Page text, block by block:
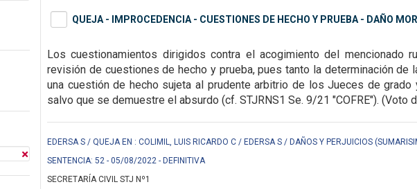
QUEJA - IMPROCEDENCIA - CUESTIONES DE HECHO Y PRUEBA - DAÑO
Los cuestionamientos dirigidos contra el acogimiento del mencionado
revisión de cuestiones de hecho y prueba, pues tanto la determinación
una cuestión de hecho sujeta al prudente arbitrio de los Jueces de
salvo que se demuestre el absurdo (cf. STJRNS1 Se. 9/21 "COFRE"). (Voto
EDERSA S / QUEJA EN : COLIMIL, LUIS RICARDO C / EDERSA S / DAÑOS Y PERJUICIOS
SENTENCIA: 52 - 05/08/2022 - DEFINITIVA
SECRETARÍA CIVIL STJ Nº1